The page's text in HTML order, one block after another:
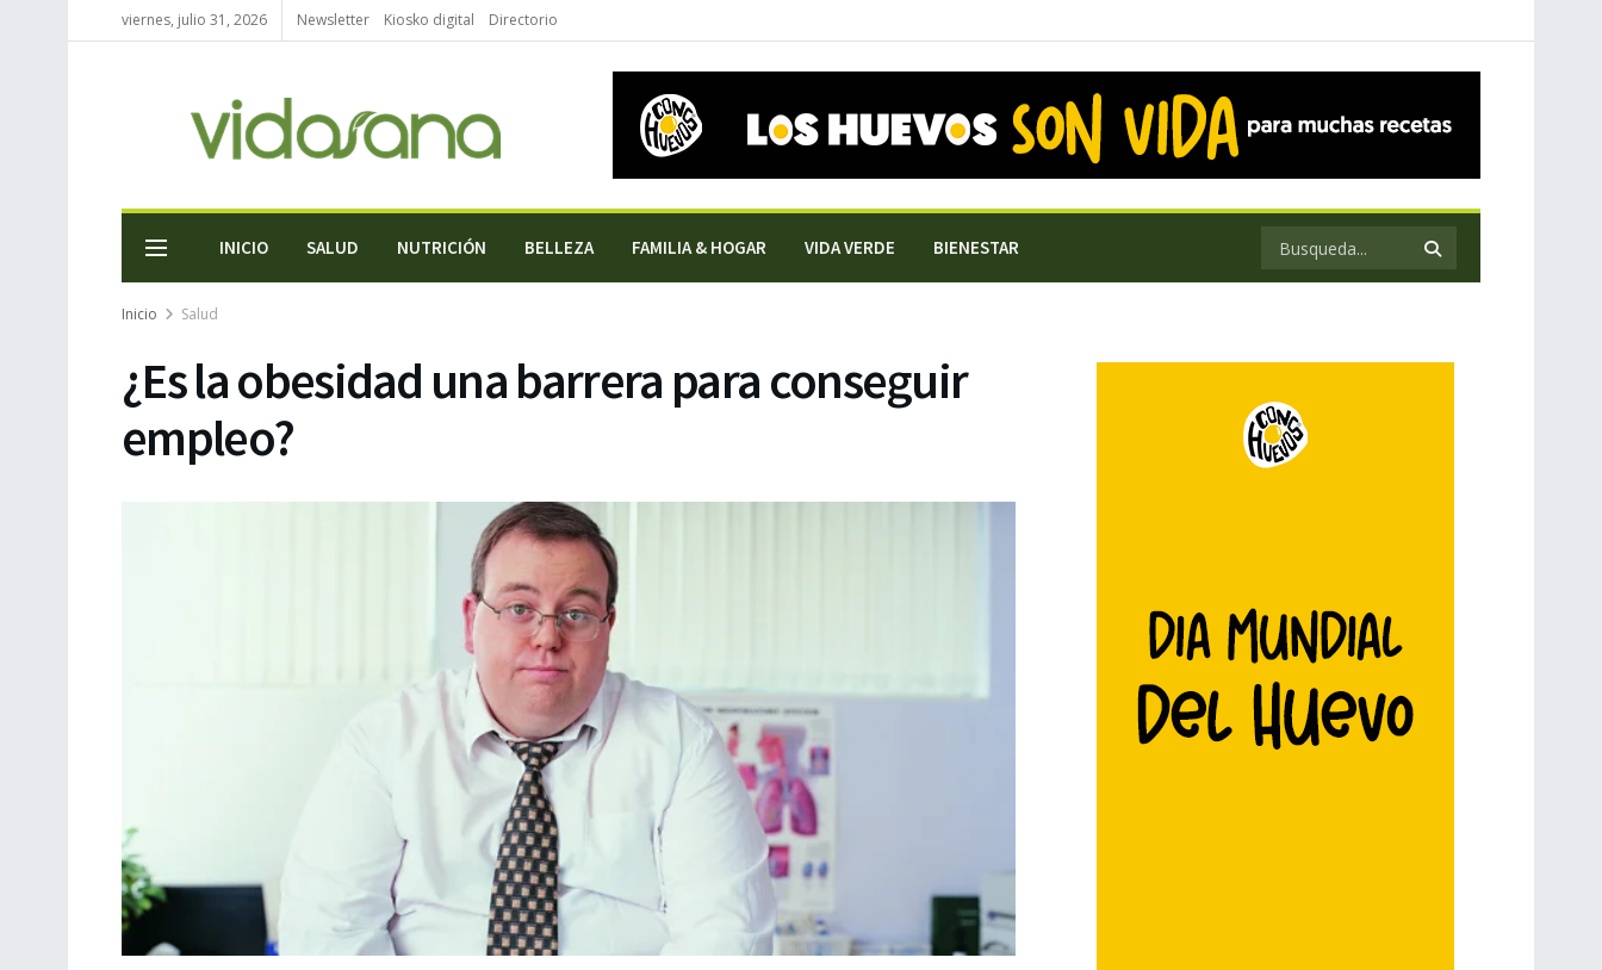
viernes, julio 31, 2026 Newsletter Kiosko digital Directorio
INICIO SALUD NUTRICIÓN BELLEZA FAMILIA & HOGAR VIDA VERDE BIENESTAR
Inicio Salud
¿Es la obesidad una barrera para conseguir
empleo?